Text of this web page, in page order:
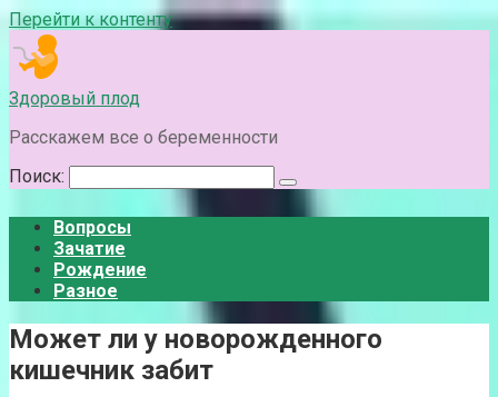
Перейти к контенту
Здоровый плод
Расскажем все о беременности
Поиск:
Вопросы
Зачатие
Рождение
Разное
Может ли у новорожденного
кишечник забит